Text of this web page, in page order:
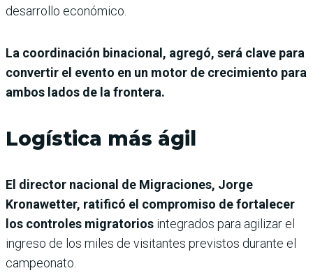
desarrollo económico.
La coordinación binacional, agregó, será clave para
convertir el evento en un motor de crecimiento para
ambos lados de la frontera.
Logística más ágil
El director nacional de Migraciones, Jorge
Kronawetter, ratificó el compromiso de fortalecer
los controles migratorios integrados para agilizar el
ingreso de los miles de visitantes previstos durante el
campeonato.